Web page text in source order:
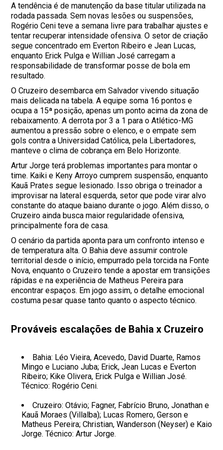
A tendência é de manutenção da base titular utilizada na
rodada passada. Sem novas lesões ou suspensões,
Rogério Ceni teve a semana livre para trabalhar ajustes e
tentar recuperar intensidade ofensiva. O setor de criação
segue concentrado em Everton Ribeiro e Jean Lucas,
enquanto Erick Pulga e Willian José carregam a
responsabilidade de transformar posse de bola em
resultado.
O Cruzeiro desembarca em Salvador vivendo situação
mais delicada na tabela. A equipe soma 16 pontos e
ocupa a 15ª posição, apenas um ponto acima da zona de
rebaixamento. A derrota por 3 a 1 para o Atlético-MG
aumentou a pressão sobre o elenco, e o empate sem
gols contra a Universidad Católica, pela Libertadores,
manteve o clima de cobrança em Belo Horizonte.
Artur Jorge terá problemas importantes para montar o
time. Kaiki e Keny Arroyo cumprem suspensão, enquanto
Kauã Prates segue lesionado. Isso obriga o treinador a
improvisar na lateral esquerda, setor que pode virar alvo
constante do ataque baiano durante o jogo. Além disso, o
Cruzeiro ainda busca maior regularidade ofensiva,
principalmente fora de casa.
O cenário da partida aponta para um confronto intenso e
de temperatura alta. O Bahia deve assumir controle
territorial desde o início, empurrado pela torcida na Fonte
Nova, enquanto o Cruzeiro tende a apostar em transições
rápidas e na experiência de Matheus Pereira para
encontrar espaços. Em jogo assim, o detalhe emocional
costuma pesar quase tanto quanto o aspecto técnico.
Prováveis escalações de Bahia x Cruzeiro
Bahia: Léo Vieira, Acevedo, David Duarte, Ramos
Mingo e Luciano Juba; Erick, Jean Lucas e Everton
Ribeiro; Kike Olivera, Erick Pulga e Willian José.
Técnico: Rogério Ceni.
Cruzeiro: Otávio; Fagner, Fabrício Bruno, Jonathan e
Kauã Moraes (Villalba); Lucas Romero, Gerson e
Matheus Pereira; Christian, Wanderson (Neyser) e Kaio
Jorge. Técnico: Artur Jorge.